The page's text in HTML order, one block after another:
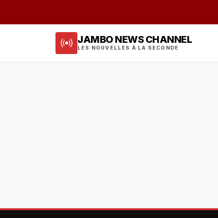
JAMBO NEWS CHANNEL
LES NOUVELLES À LA SECONDE